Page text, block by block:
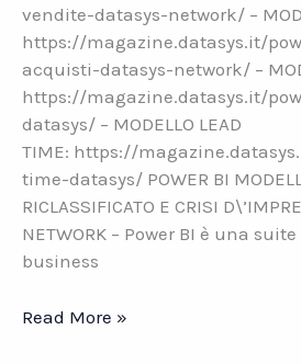
vendite-datasys-network/ –
https://magazine.datasys.it/
acquisti-datasys-network/ –
https://magazine.datasys.it/
datasys/ – MODELLO LEAD
TIME: https://
time-datasys/ POWER BI
RICLASSIFICATO E CRISI
NETWORK – Power BI è una
business
Power
Read More »